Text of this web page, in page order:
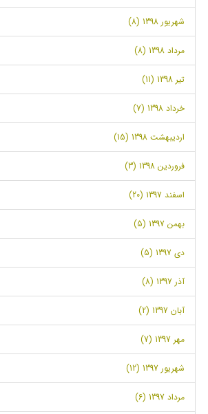
شهریور 1398 (8)
مرداد 1398 (8)
تیر 1398 (11)
خرداد 1398 (7)
اردیبهشت 1398 (15)
فروردین 1398 (3)
اسفند 1397 (20)
بهمن 1397 (5)
دی 1397 (5)
آذر 1397 (8)
آبان 1397 (2)
مهر 1397 (7)
شهریور 1397 (12)
مرداد 1397 (6)